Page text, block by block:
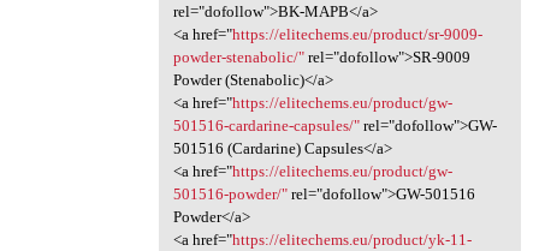
rel="dofollow">BK-MAPB</a>
<a href="https://elitechems.eu/product/sr-9009-
powder-stenabolic/"rel="dofollow">SR-9009
Powder (Stenabolic)</a>
<a href="https://elitechems.eu/product/gw-
501516-cardarine-capsules/"rel="dofollow">GW-
501516 (Cardarine) Capsules</a>
<a href="https://elitechems.eu/product/gw-
501516-powder/"rel="dofollow">GW-501516
Powder</a>
<a href="https://elitechems.eu/product/yk-11-